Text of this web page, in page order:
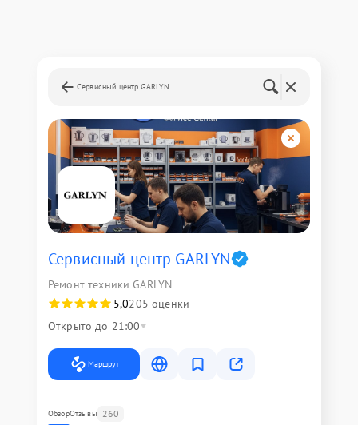
Сервисный центр GARLYN
Сервисный центр GARLYN
Ремонт техники GARLYN
5,0205 оценки
Открыто до 21:00
Маршрут
ОбзорОтзывы 260